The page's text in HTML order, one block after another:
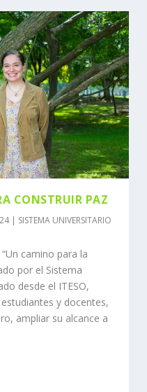
CONSTRUIR PAZ
| SISTEMA UNIVERSITARIO
camino para la
por el Sistema
desde el ITESO,
y docentes,
ampliar su alcance a